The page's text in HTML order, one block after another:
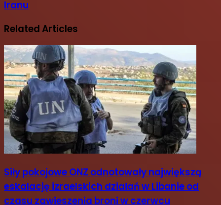
Iranu
Related Articles
Siły pokojowe ONZ odnotowały największą
eskalację izraelskich działań w Libanie od
czasu zawieszenia broni w czerwcu